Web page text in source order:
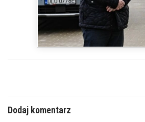
Dodaj komentarz